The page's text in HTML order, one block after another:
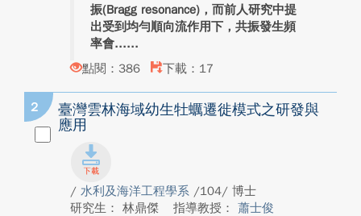
振(Bragg resonance)，而前人研究中提
出受到均勻順向流作用下，共振發生頻
率會...
點閱：386
下載：17
2
臺灣雲林海域幼生牡蠣遷徙模式之研發與
應用
/ 水利及海洋工程學系 /104/ 博士
研究生： 林鼎傑
指導教授： 蕭士俊